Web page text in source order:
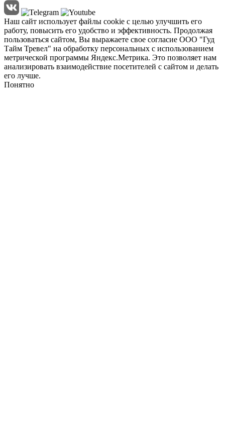
Наш сайт использует файлы cookie с целью улучшить его
работу, повысить его удобство и эффективность. Продолжая
пользоваться сайтом, Вы выражаете свое согласие ООО "Гуд
Тайм Тревел" на обработку персональных с использованием
метрической программы Яндекс.Метрика. Это позволяет нам
анализировать взаимодействие посетителей с сайтом и делать
его лучше.
Понятно